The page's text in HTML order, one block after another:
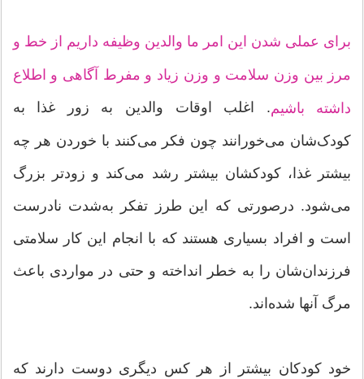
برای عملی شدن این امر ما والدین وظیفه داریم از خط و
مرز بین وزن سلامت و وزن زیاد و مفرط آگاهی و اطلاع
داشته باشیم. اغلب اوقات والدین به زور غذا به
کودک‌شان می‌خورانند چون فکر می‌کنند با خوردن هر چه
بیشتر غذا، کودکشان بیشتر رشد می‌کند و زودتر بزرگ
می‌شود. درصورتی که این طرز تفکر به‌شدت نادرست
است و افراد بسیاری هستند که با انجام این کار سلامتی
فرزندان‌شان را به خطر انداخته و حتی در مواردی باعث
مرگ آنها شده‌اند.
خود کودکان بیشتر از هر کس دیگری دوست دارند که